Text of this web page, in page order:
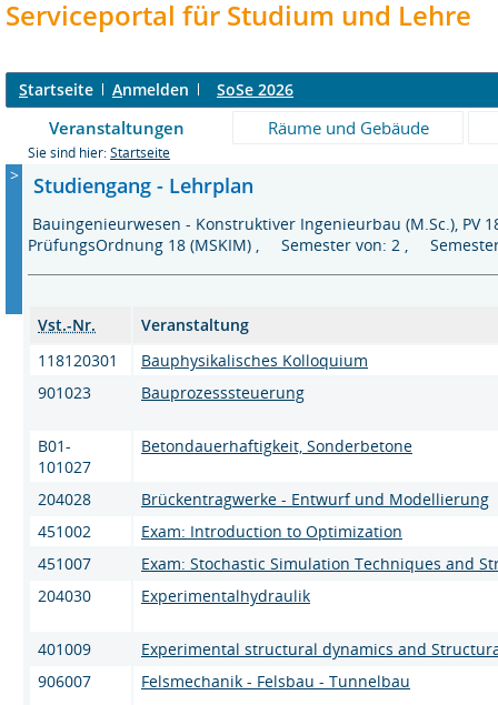
Serviceportal für Studium und Lehre
Startseite Anmelden SoSe 2026
Veranstaltungen Räume und Gebäude
Sie sind hier: Startseite
> Studiengang - Lehrplan
Bauingenieurwesen - Konstruktiver Ingenieurbau (M.Sc.), PV
PrüfungsOrdnung 18 (MSKIM) , Semester von: 2 ,
Vst.-Nr.
Veranstaltung
118120301
Bauphysikalisches Kolloquium
901023
Bauprozesssteuerung
B01-
101027
Betondauerhaftigkeit, Sonderbetone
204028
Brückentragwerke - Entwurf und Modellierung
451002
Exam: Introduction to Optimization
451007
Exam: Stochastic Simulation Techniques and
204030
Experimentalhydraulik
401009
Experimental structural dynamics and
906007
Felsmechanik - Felsbau - Tunnelbau